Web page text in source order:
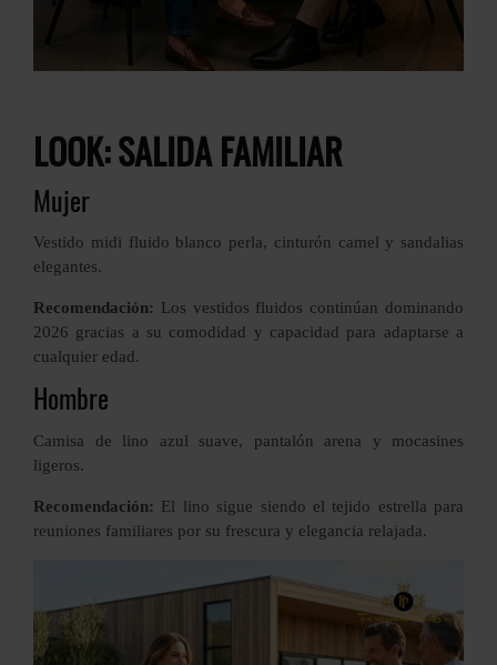
LOOK: SALIDA FAMILIAR
Mujer
Vestido midi fluido blanco perla, cinturón camel y sandalias
elegantes.
Recomendación: Los vestidos fluidos continúan dominando
2026 gracias a su comodidad y capacidad para adaptarse a
cualquier edad.
Hombre
Camisa de lino azul suave, pantalón arena y mocasines
ligeros.
Recomendación: El lino sigue siendo el tejido estrella para
reuniones familiares por su frescura y elegancia relajada.